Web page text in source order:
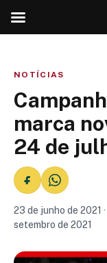
NOTÍCIAS
marca
24 de
23 de junho de 2021
setembro de 2021